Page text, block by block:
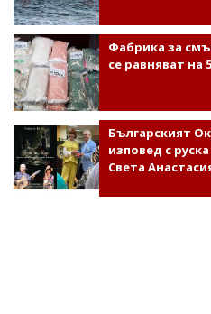
Фабрика за
се равняват на
Българският
изповед с
Света